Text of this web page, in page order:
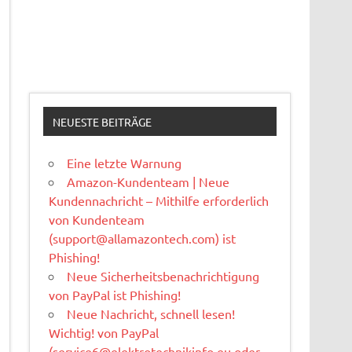
NEUESTE BEITRÄGE
Eine letzte Warnung
Amazon-Kundenteam | Neue
Kundennachricht – Mithilfe erforderlich
von Kundenteam
(support@allamazontech.com) ist
Phishing!
Neue Sicherheitsbenachrichtigung
von PayPal ist Phishing!
Neue Nachricht, schnell lesen!
Wichtig! von PayPal